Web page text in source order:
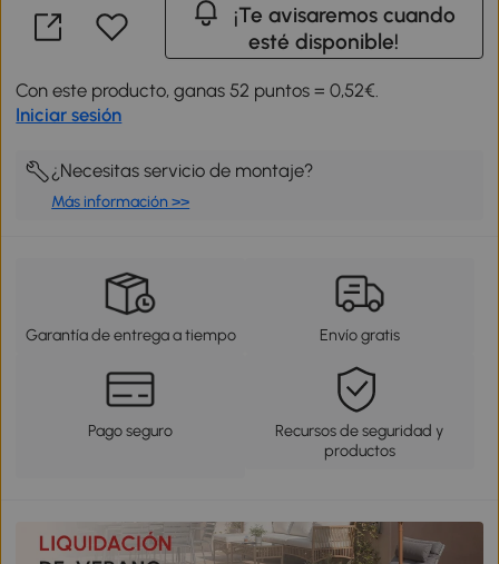
¡Te avisaremos cuando
esté disponible!
Con este producto, ganas 52 puntos = 0,52€.
Iniciar sesión
¿Necesitas servicio de montaje?
Más información >>
Garantía de entrega a tiempo Envío gratis
Pago seguro
Recursos de seguridad y
productos